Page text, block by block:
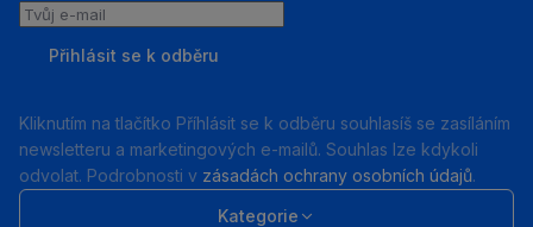
Tvůj
Přihlásit se k odběru
Kliknutím na tlačítko Příhlásit se k odběru souhlasíš se zasíláním
newsletteru a marketingových e-mailů. Souhlas lze kdykoli
odvolat. Podrobnosti v zásadách ochrany osobních údajů.
Kategorie